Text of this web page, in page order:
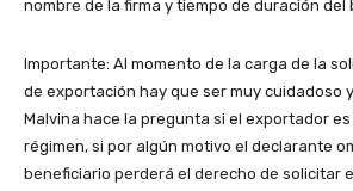
nombre de la firma y tiempo de duración del
Importante: Al momento de la carga de la
de exportación hay que ser muy cuidadoso
Malvina hace la pregunta si el exportador
régimen, si por algún motivo el declarante
beneficiario perderá el derecho de solicitar